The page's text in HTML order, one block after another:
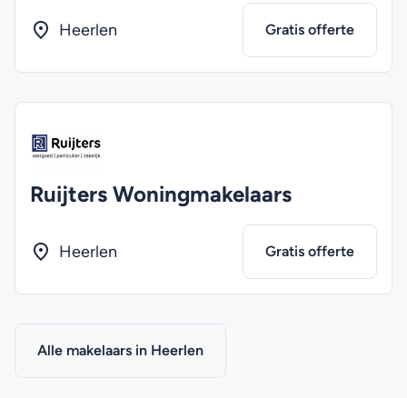
Heerlen Gratis offerte
Ruijters Woningmakelaars
Heerlen Gratis offerte
Alle makelaars in Heerlen